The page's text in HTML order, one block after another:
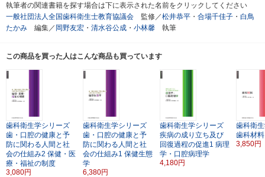
執筆者の関連書籍を探す場合は下に表示された名前をクリックしてください
一般社団法人全国歯科衛生士教育協議会 監修／松井恭平 ・ 合場千佳子 ・ 白鳥
たかみ 編集／ 岡野友宏 ・ 清水谷公成 ・ 小林馨 執筆
この商品を買った人はこんな商品も買っています
歯科衛生学シリーズ
歯・口腔の健康と予
防に関わる人間と社
会の仕組み2 保健・医
療・福祉の制度
3,080円
歯科衛生学シリーズ
歯・口腔の健康と予
防に関わる人間と社
会の仕組み1 保健生態
学
6,380円
歯科衛生学シリーズ
疾病の成り立ち及び
回復過程の促進1 病理
学・口腔病理学
4,180円
歯科衛
歯科材料
3,850円